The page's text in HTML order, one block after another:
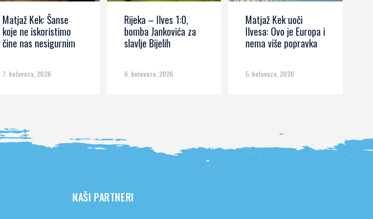
Matjaž Kek: Šanse
koje ne iskoristimo
čine nas nesigurnim
7. kolovoza, 2026
Rijeka – Ilves 1:0,
bomba Jankovića za
slavlje Bijelih
6. kolovoza, 2026
Matjaž Kek uoči
Ilvesa: Ovo je Europa i
nema više popravka
5. kolovoza, 2026
NAŠI PARTNERI